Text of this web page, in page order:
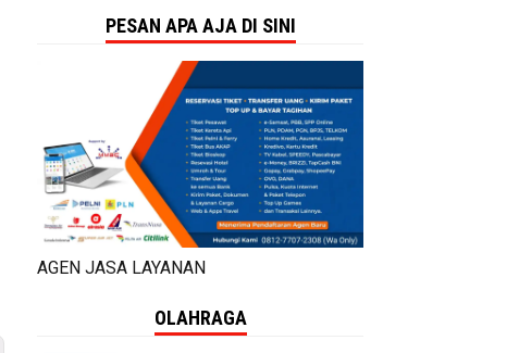
PESAN APA AJA DI SINI
AGEN JASA LAYANAN
OLAHRAGA